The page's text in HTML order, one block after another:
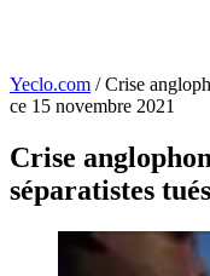
Yeclo.com / Crise
ce 15 novembre 2021
Crise
séparatistes